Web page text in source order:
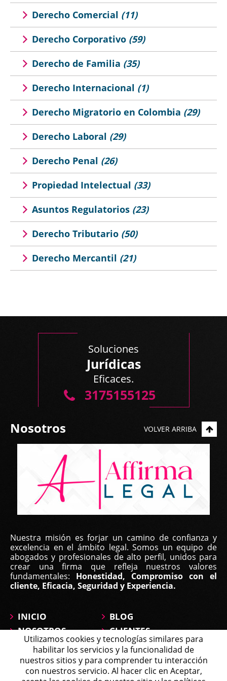
Derecho Comercial (11)
Derecho Corporativo (59)
Derecho de Familia (35)
Derecho Internacional (1)
Derecho Migratorio en Colombia (29)
Derecho Laboral (29)
Derecho Penal (26)
Propiedad Intelectual (33)
Asuntos Regulatorios (23)
Derecho Tributario (50)
Derecho Mercantil (21)
Soluciones
Jurídicas
Eficaces.
3175155125
Nosotros
Nuestra misión es forjar un camino de confianza y
excelencia en el ámbito legal. Somos un equipo de
abogados y profesionales de alto perfil, unidos para
crear una firma que refleja nuestros valores
fundamentales: Honestidad, Compromiso con el
cliente, Eficacia, Seguridad y Experiencia.
VOLVER ARRIBA
INICIO
NOSOTROS
ÁREAS DE
PRÁCTICA
PREGUNTAS
BLOG
CLIENTES
CONTÁCTANOS
MAPA DEL SITIO
Michell
Agente en Línea
Utilizamos cookies y tecnologías similares para
habilitar los servicios y la funcionalidad de
nuestros sitios y para comprender tu interacción
con nuestros servicio. Al hacer clic en Aceptar,